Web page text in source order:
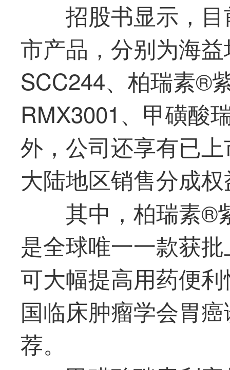
招股书显示，
市产品，分别为海
SCC244、柏瑞素®
RMX3001、甲磺酸
外，公司还享有已
大陆地区销售分成
其中，柏瑞素®
是全球唯一一款获
可大幅提高用药便
国临床肿瘤学会胃
荐。